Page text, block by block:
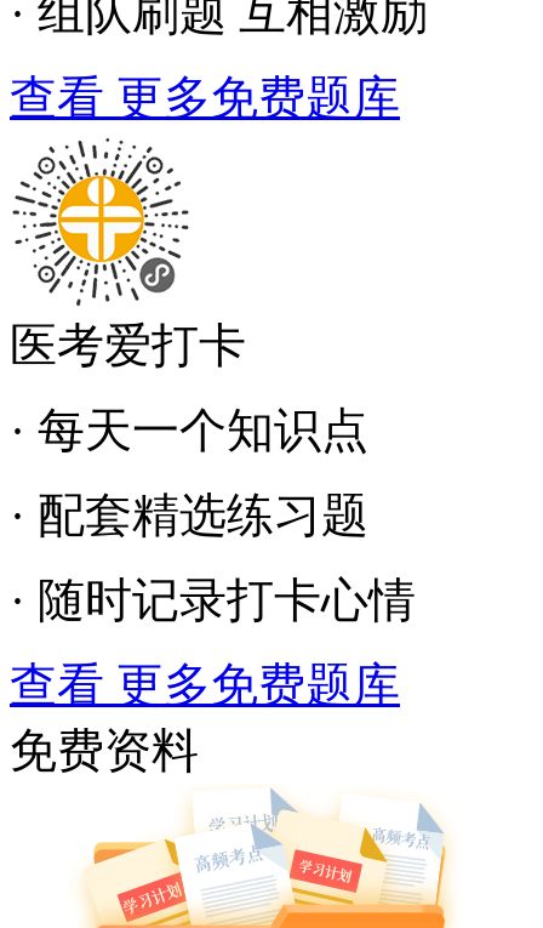
· 组队刷题 互相激励
查看 更多免费题库
医考爱打卡
· 每天一个知识点
· 配套精选练习题
· 随时记录打卡心情
查看 更多免费题库
免费资料